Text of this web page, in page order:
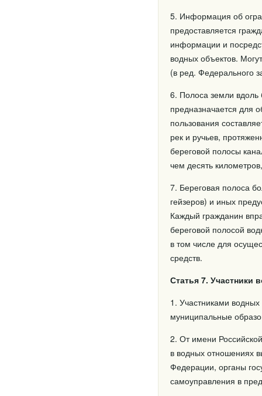
5. Информация об
предоставляется
информации и
водных объектов.
(в ред. Федерального
6. Полоса земли вдоль
предназначается для
пользования
рек и ручьев,
береговой полосы
чем десять
7. Береговая полоса
гейзеров) и иных
Каждый гражданин
береговой полосой
в том числе для
средств.
Статья 7. Участники
1. Участниками
муниципальные
2. От имени
в водных отношениях
Федерации, органы
самоуправления в